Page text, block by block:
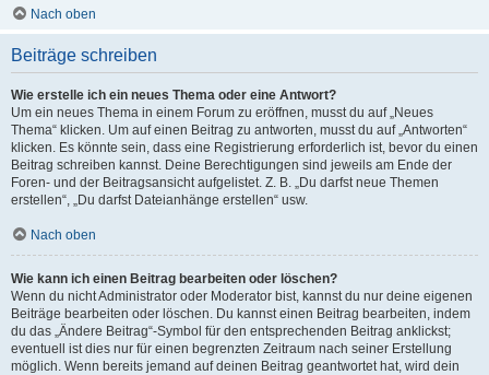
Nach oben
Beiträge schreiben
Wie erstelle ich ein neues Thema oder eine Antwort?
Um ein neues Thema in einem Forum zu eröffnen, musst du auf „Neues
Thema“ klicken. Um auf einen Beitrag zu antworten, musst du auf „Antworten“
klicken. Es könnte sein, dass eine Registrierung erforderlich ist, bevor du einen
Beitrag schreiben kannst. Deine Berechtigungen sind jeweils am Ende der
Foren- und der Beitragsansicht aufgelistet. Z. B. „Du darfst neue Themen
erstellen“, „Du darfst Dateianhänge erstellen“ usw.
Nach oben
Wie kann ich einen Beitrag bearbeiten oder löschen?
Wenn du nicht Administrator oder Moderator bist, kannst du nur deine eigenen
Beiträge bearbeiten oder löschen. Du kannst einen Beitrag bearbeiten, indem
du das „Ändere Beitrag“-Symbol für den entsprechenden Beitrag anklickst;
eventuell ist dies nur für einen begrenzten Zeitraum nach seiner Erstellung
möglich. Wenn bereits jemand auf deinen Beitrag geantwortet hat, wird dein